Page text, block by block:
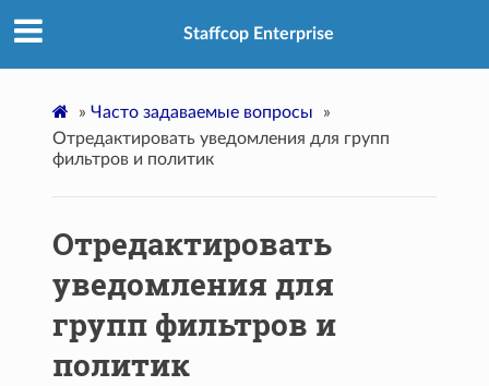
Staffcop Enterprise
» Часто задаваемые вопросы
»
Отредактировать уведомления для групп
фильтров и политик
Отредактировать
уведомления для
групп фильтров и
политик